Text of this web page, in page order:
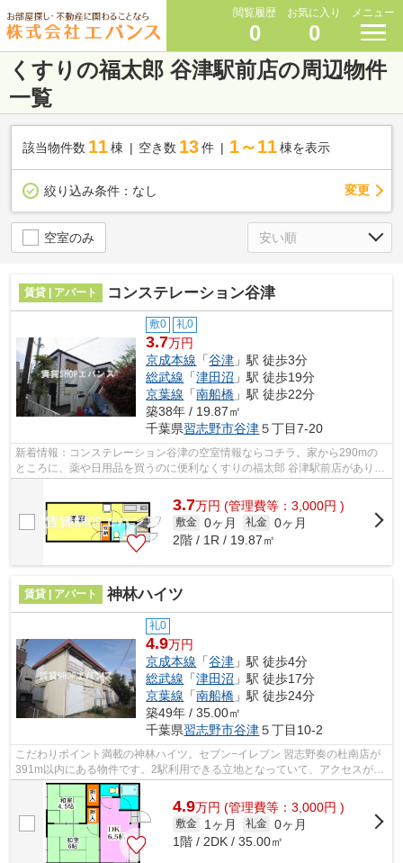
閲覧履歴
0
お気に入り
0
メニュー
くすりの福太郎 谷津駅前店の周辺物件
一覧
該当物件数 11棟 空き数 13 件 1～11 棟を表示
絞り込み条件： なし 変更
空室のみ
賃貸 | アパート コンステレーション谷津
敷0 礼0
3.7万円
京成本線 「谷津 」駅 徒歩3分
総武線 「津田沼 」駅 徒歩19分
京葉線 「南船橋 」駅 徒歩22分
築38年 / 19.87㎡
千葉県習志野市谷津５丁目7-20
新着情報：コンステレーション谷津の空室情報ならコチラ。家から290mの
ところに、薬や日用品を買うのに便利なくすりの福太郎 谷津駅前店がありま
3.7万円 (管理費等：3,000円 )
敷金 0ヶ月 礼金 0ヶ月
2階 / 1R / 19.87㎡
賃貸 | アパート 神林ハイツ
礼0
4.9万円
京成本線 「谷津 」駅 徒歩4分
総武線 「津田沼 」駅 徒歩17分
京葉線 「南船橋 」駅 徒歩24分
築49年 / 35.00㎡
千葉県習志野市谷津５丁目10-2
こだわりポイント満載の神林ハイツ。セブン−イレブン 習志野奏の杜南店が
391m以内にある物件です。2駅利用できる立地となっていて、アクセスが良
いです。こちらの物件はアパートです。...
4.9万円 (管理費等：3,000円 )
敷金 1ヶ月 礼金 0ヶ月
1階 / 2DK / 35.00㎡